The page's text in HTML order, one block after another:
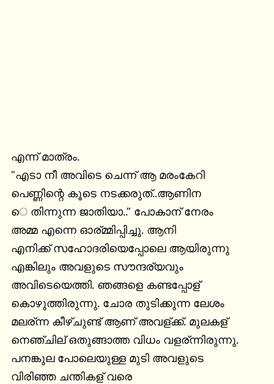
എന്ന് മാത്രം.
"എടാ നീ അവിടെ ചെന്ന് ആ മരംകേറി
പെണ്ണിന്റെ കൂടെ നടക്കരുത്..ആണിന
െ തിന്നുന്ന ജാതിയാ.." പോകാന് നേരം
അമ്മ എന്നെ ഓര്മ്മിപ്പിച്ചു. ആനി
എനിക്ക് സഹോദരിയെപ്പോലെ ആയിരുന്നു
എങ്കിലും അവളുടെ സൗന്ദര്യവും
അവിടെയെത്തി. ഞങ്ങളെ കണ്ടപ്പോള്
കൊഴുത്തിരുന്നു. ചോര തുടിക്കുന്ന ലേശം
മലര്ന്ന കീഴ്ചുണ്ട് ആണ് അവള്ക്ക്. മുലകള്
നെഞ്ചില് ഒതുങ്ങാത്ത വിധം വളര്ന്നിരുന്നു.
പനങ്കുല പോലെയുള്ള മുടി അവളുടെ
വിരിഞ്ഞ ചന്തികള് വരെ